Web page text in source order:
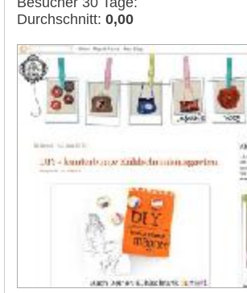
Durchschnitt: 0,00